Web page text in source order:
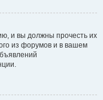
и вы должны прочесть их
из форумов и в вашем